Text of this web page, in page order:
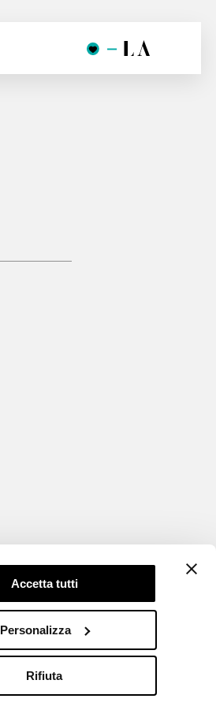
Accetta tutti
Personalizza
Rifiuta